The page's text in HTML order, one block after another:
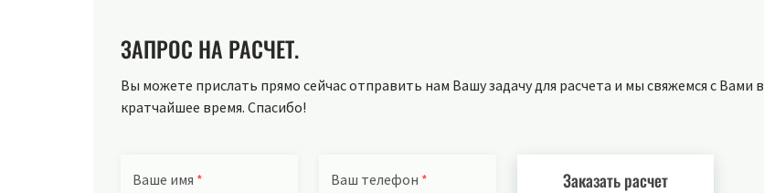
ЗАПРОС НА РАСЧЕТ.
Вы можете прислать прямо сейчас отправить нам Вашу задачу для расчета и мы свяжемся с Вами в
кратчайшее время. Спасибо!
Ваше имя * Ваш телефон * Заказать расчет